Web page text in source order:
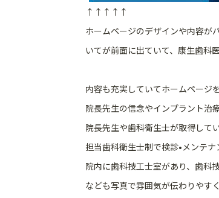
↑↑↑↑↑
ホームページのデザインや内容が
いてが前面に出ていて、 康生歯科
内容も充実していてホームページ
院長先生の信念やインプラント治
院長先生や歯科衛生士が取得して
担当歯科衛生士制で検診•メンテナ
院内に歯科技工士室があり、 歯科
なども写真で雰囲気が伝わりやす